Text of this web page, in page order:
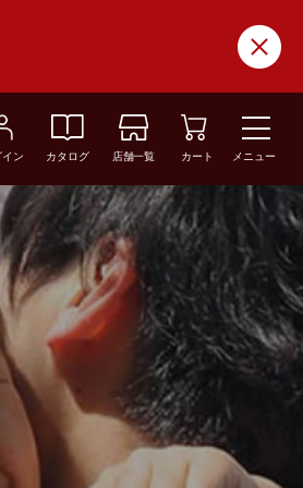
イン カタログ 店舗一覧 カート メニュー